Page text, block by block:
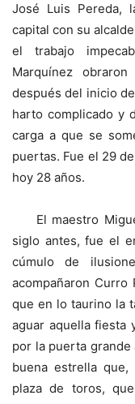
José Luis Pereda,
capital con su
el trabajo
Marquínez
después del inicio
harto complicado y
carga a que se
puertas. Fue el 29
hoy 28 años.
El maestro Miguel
siglo antes, fue el
cúmulo de
acompañaron Curro
que en lo taurino la
aguar aquella fiesta
por la puerta
buena estrella
plaza de toros,